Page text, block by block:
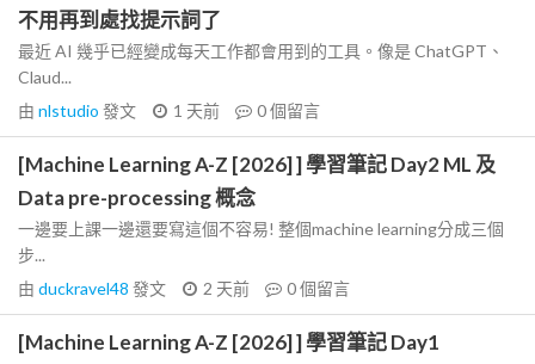
不用再到處找提示詞了
最近 AI 幾乎已經變成每天工作都會用到的工具。像是 ChatGPT、
Claud...
由 nlstudio 發文 1 天前 0個留言
[Machine Learning A-Z [2026] ] 學習筆記 Day2 ML 及
Data pre-processing 概念
一邊要上課一邊還要寫這個不容易! 整個machine learning分成三個
步...
由 duckravel48 發文 2 天前 0個留言
[Machine Learning A-Z [2026] ] 學習筆記 Day1